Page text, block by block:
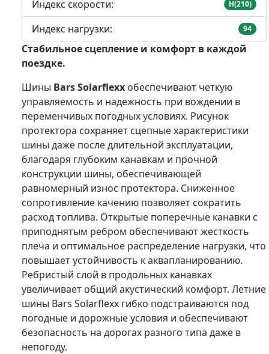
Индекс скорости: H(210)
Индекс нагрузки: 94
Стабильное сцепление и комфорт в каждой
поездке.
Шины Bars Solarflexx обеспечивают четкую
управляемость и надежность при вождении в
переменчивых погодных условиях. Рисунок
протектора сохраняет сцепные характеристики
шины даже после длительной эксплуатации,
благодаря глубоким канавкам и прочной
конструкции шины, обеспечивающей
равномерный износ протектора. Сниженное
сопротивление качению позволяет сократить
расход топлива. Открытые поперечные канавки с
приподнятым ребром обеспечивают жесткость
плеча и оптимальное распределение нагрузки, что
повышает устойчивость к аквапланированию.
Ребристый слой в продольных канавках
увеличивает общий акустический комфорт. Летние
шины Bars Solarflexx гибко подстраиваются под
погодные и дорожные условия и обеспечивают
безопасность на дорогах разного типа даже в
непогоду.